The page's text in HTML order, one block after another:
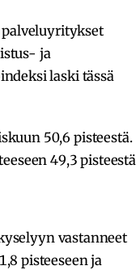
palveluyritykset
ja
laski tässä
50,6 pisteestä.
49,3 pisteestä
vastanneet
pisteeseen ja